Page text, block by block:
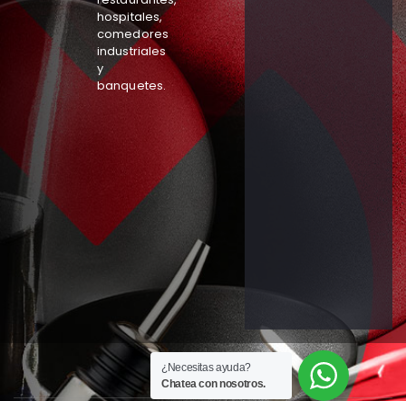
hospitales,
comedores
industriales
y
banquetes.
¿Necesitas ayuda?
Chatea con nosotros.